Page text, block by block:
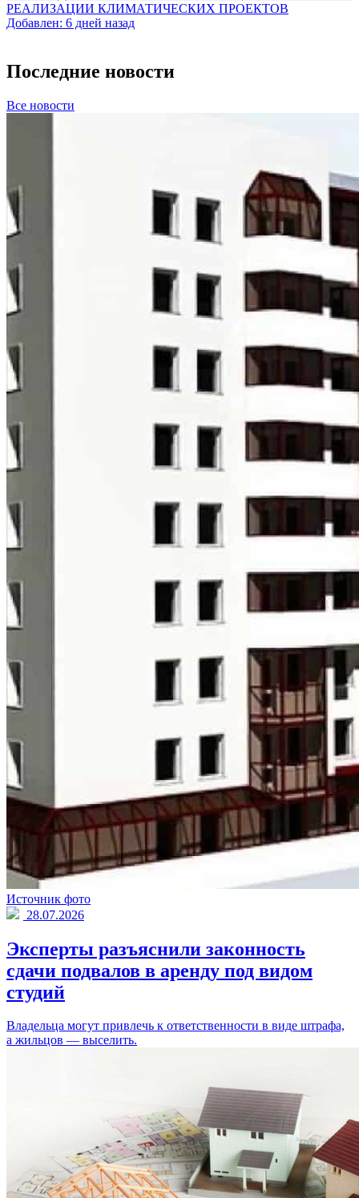
РЕАЛИЗАЦИИ КЛИМАТИЧЕСКИХ ПРОЕКТОВ
Добавлен: 6 дней назад
Последние новости
Все новости
Источник фото
28.07.2026
Эксперты разъяснили законность
сдачи подвалов в аренду под видом
студий
Владельца могут привлечь к ответственности в виде штрафа,
а жильцов — выселить.